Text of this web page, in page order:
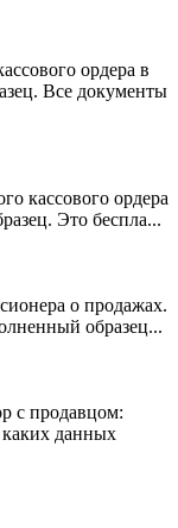
ордера в
Все документы
кассового ордера
Это беспла...
о продажах.
образец...
с продавцом:
каких данных